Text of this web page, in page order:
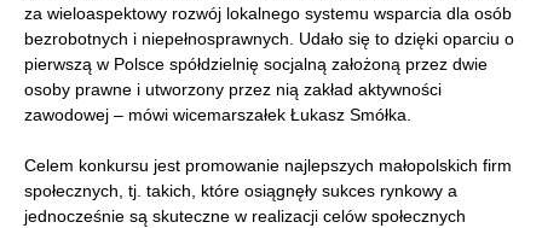
za wieloaspektowy rozwój lokalnego systemu wsparcia dla osób
bezrobotnych i niepełnosprawnych. Udało się to dzięki oparciu o
pierwszą w Polsce spółdzielnię socjalną założoną przez dwie
osoby prawne i utworzony przez nią zakład aktywności
zawodowej – mówi wicemarszałek Łukasz Smółka.
Celem konkursu jest promowanie najlepszych małopolskich firm
społecznych, tj. takich, które osiągnęły sukces rynkowy a
jednocześnie są skuteczne w realizacji celów społecznych